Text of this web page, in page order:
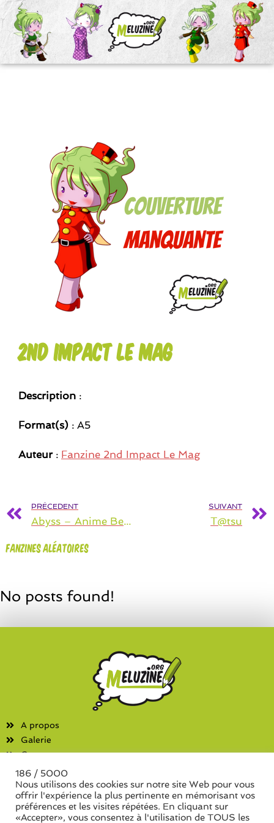
2nd Impact le mag
Description :
Format(s) : A5
Auteur: Fanzine 2nd Impact Le Mag
PRÉCEDENT
Abyss – Anime Beautifull Yaoi Shôjo Shô
SUIVANT
T@tsu
Fanzines aléatoires
No posts found!
A propos
Galerie
Contact
Fanzines
Liste des associations
Liste des séries de fanzine
186 / 5000
Nous utilisons des cookies sur notre site Web pour vous
offrir l'expérience la plus pertinente en mémorisant vos
préférences et les visites répétées. En cliquant sur
«Accepter», vous consentez à l'utilisation de TOUS les